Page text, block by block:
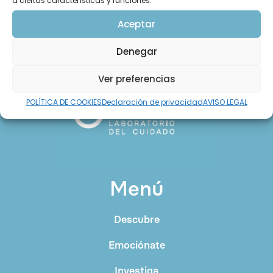
Aceptar
Denegar
Ver preferencias
POLÍTICA DE COOKIESDeclaración de privacidadAVISO LEGAL
Menú
Descubre
Emociónate